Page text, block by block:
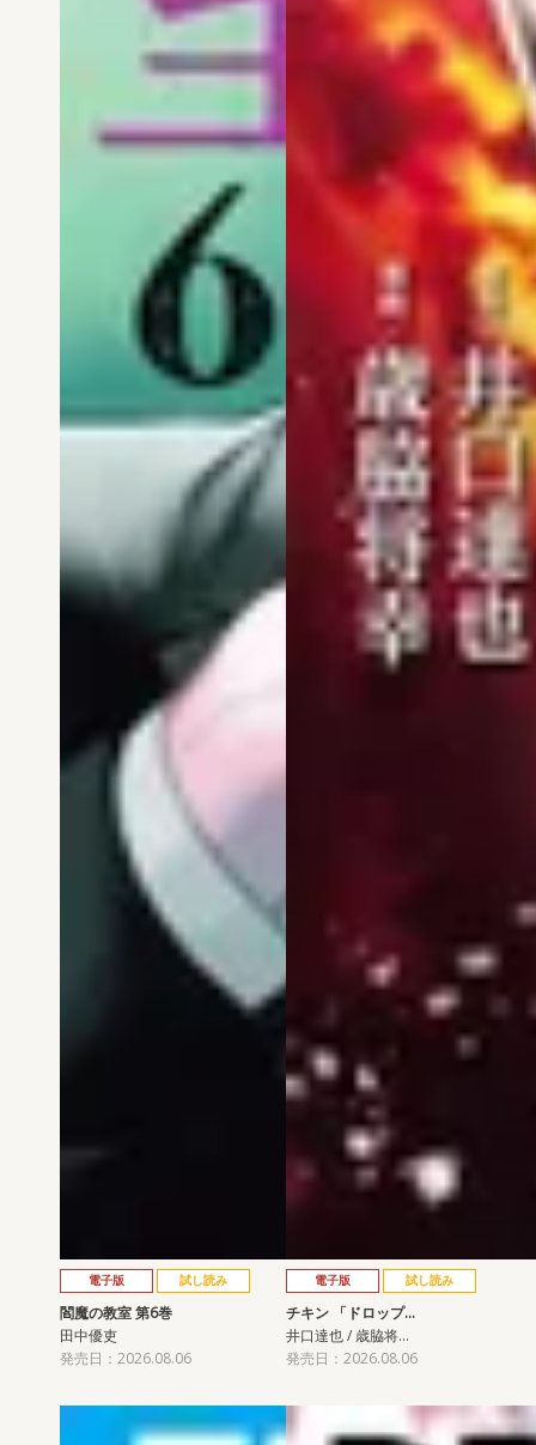
電子版 試し読み
閻魔の教室 第6巻
田中優吏
発売日：2026.08.06
電子版 試し読み
チキン 「ドロップ…
井口達也 / 歳脇将…
発売日：2026.08.06